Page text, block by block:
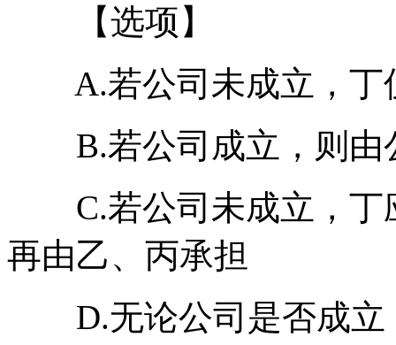
【选项】
A.若公司未成立，丁
B.若公司成立，则由
C.若公司未成立，丁
再由乙、丙承担
D.无论公司是否成立